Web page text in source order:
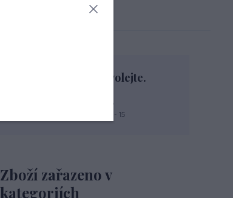
Zboží zařazeno v
kategoriích
Nevíte si rady? Zavolejte.
+420 774 444 475
PO, PÁ: 7 - 13, ÚT, ST, ČT: 9 - 15